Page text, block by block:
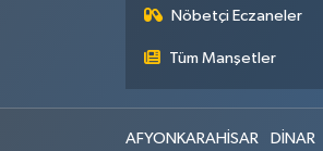
Nöbetçi Eczaneler
Tüm Manşetler
AFYONKARAHİSAR DİNAR